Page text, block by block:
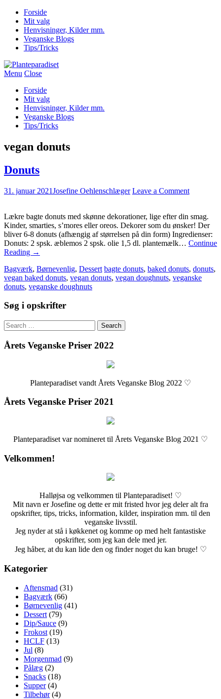
Forside
Mit valg
Henvisninger, Kilder mm.
Veganske Blogs
Tips/Tricks
Menu Close
Forside
Mit valg
Henvisninger, Kilder mm.
Veganske Blogs
Tips/Tricks
vegan donuts
Donuts
31. januar 2021Josefine Oehlenschlæger Leave a Comment
Lækre bagte donuts med skønne dekorationer, lige efter din smag.
Kinder, smarties, s’mores eller oreos. Dekorer som du ønsker! Der
bliver 6-8 donuts (afhængig af størrelsen på din form) Ingredienser:
Donuts: 2 spsk. æblemos 2 spsk. olie 1,5 dl. plantemælk… Continue
Reading →
Bagværk, Børnevenlig, Dessert bagte donuts, baked donuts, donuts,
vegan baked donuts, vegan donuts, vegan doughnuts, veganske
donuts, veganske doughnuts
Søg i opskrifter
Search
for:
Årets Veganske Priser 2022
Planteparadiset vandt Årets Veganske Blog 2022 ♡
Årets Veganske Priser 2021
Planteparadiset var nomineret til Årets Veganske Blog 2021 ♡
Velkommen!
Halløjsa og velkommen til Planteparadiset! ♡
Mit navn er Josefine og dette er mit fristed hvor jeg deler alt fra
opskrifter, tips, tricks, information, kilder, inspiration mm. til den
veganske livsstil.
Jeg nyder at stå i køkkenet og komme op med helt fantastiske
opskrifter, som jeg kan dele med jer.
Jeg håber, at du kan lide den og finder noget du kan bruge! ♡
Kategorier
Aftensmad (31)
Bagværk (66)
Børnevenlig (41)
Dessert (79)
Dip/Sauce (9)
Frokost (19)
HCLF (13)
Jul (8)
Morgenmad (9)
Pålæg (2)
Snacks (18)
Supper(4)
Tilbehør(4)